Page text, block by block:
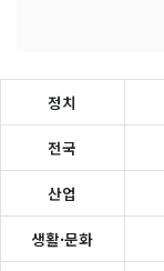
정치
전국
산업
생활·문화